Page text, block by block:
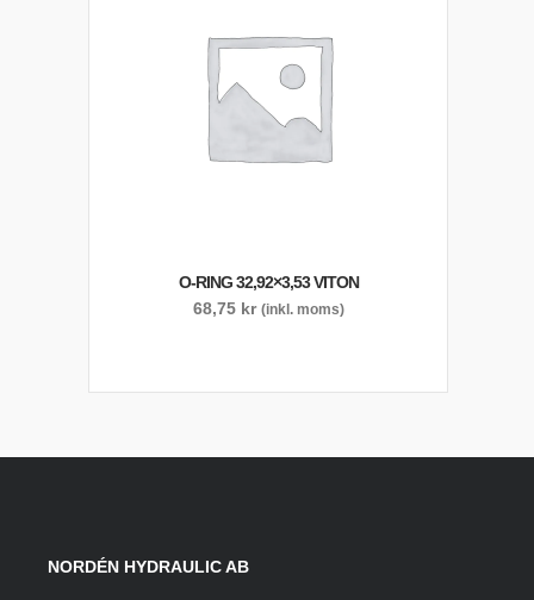
O-RING 32,92×3,53 VITON
68,75 kr (inkl. moms)
NORDÉN HYDRAULIC AB